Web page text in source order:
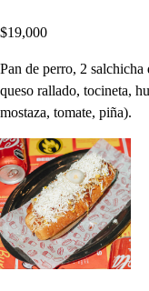
$19,000
Pan de perro, 2
queso rallado, tocineta,
mostaza, tomate, piña).